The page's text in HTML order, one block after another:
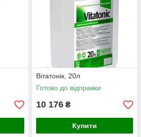
Вітатонік, 20л
Готово до відправки
10 176 ₴
Купити